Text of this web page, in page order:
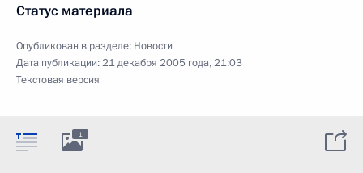
Статус материала
Опубликован в разделе: Новости
Дата публикации:21 декабря 2005 года, 21:03
Текстовая версия
1